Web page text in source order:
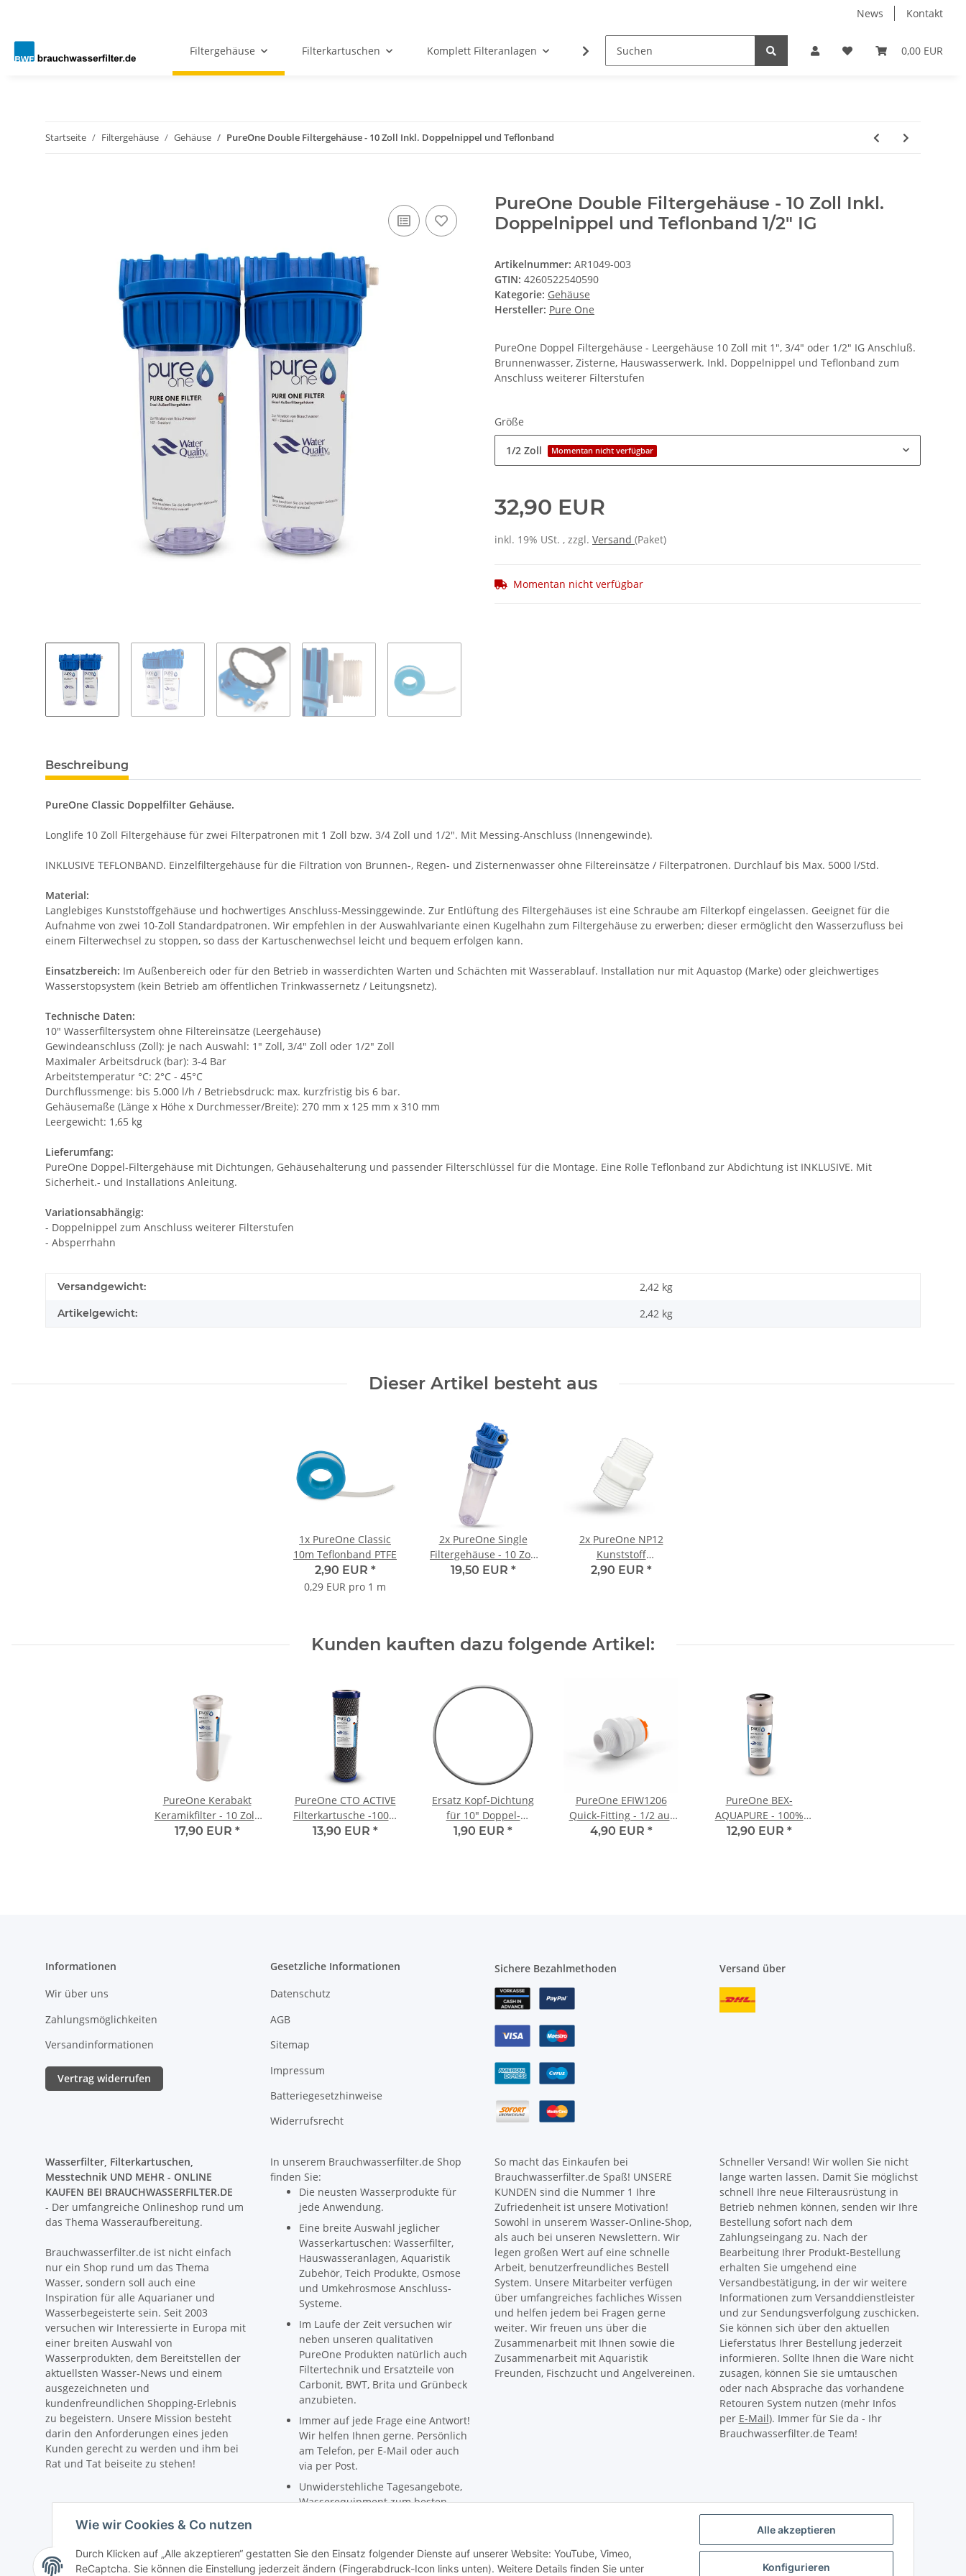
News Kontakt
0,00 EUR
Filtergehäuse Filterkartuschen Komplett Filteranlagen Messtechnik Verbindungsteile & Fittinge
Startseite Filtergehäuse Gehäuse PureOne Double Filtergehäuse - 10 Zoll Inkl. Doppelnippel und Teflonband
PureOne Double Filtergehäuse - 10 Zoll Inkl.
Doppelnippel und Teflonband 1/2" IG
Artikelnummer: AR1049-003
GTIN: 4260522540590
Kategorie: Gehäuse
Hersteller: Pure One
PureOne Doppel Filtergehäuse - Leergehäuse 10 Zoll mit 1", 3/4" oder 1/2" IG Anschluß.
Brunnenwasser, Zisterne, Hauswasserwerk. Inkl. Doppelnippel und Teflonband zum
Anschluss weiterer Filterstufen
Größe
1/2 Zoll Momentan nicht verfügbar
32,90 EUR
inkl. 19% USt. , zzgl. Versand (Paket)
Momentan nicht verfügbar
Beschreibung
PureOne Classic Doppelfilter Gehäuse.
Longlife 10 Zoll Filtergehäuse für zwei Filterpatronen mit 1 Zoll bzw. 3/4 Zoll und 1/2". Mit Messing-Anschluss (Innengewinde).
INKLUSIVE TEFLONBAND. Einzelfiltergehäuse für die Filtration von Brunnen-, Regen- und Zisternenwasser ohne Filtereinsätze / Filterpatronen. Durchlauf bis Max. 5000 l/Std.
Material:
Langlebiges Kunststoffgehäuse und hochwertiges Anschluss-Messinggewinde. Zur Entlüftung des Filtergehäuses ist eine Schraube am Filterkopf eingelassen. Geeignet für die
Aufnahme von zwei 10-Zoll Standardpatronen. Wir empfehlen in der Auswahlvariante einen Kugelhahn zum Filtergehäuse zu erwerben; dieser ermöglicht den Wasserzufluss bei
einem Filterwechsel zu stoppen, so dass der Kartuschenwechsel leicht und bequem erfolgen kann.
Einsatzbereich: Im Außenbereich oder für den Betrieb in wasserdichten Warten und Schächten mit Wasserablauf. Installation nur mit Aquastop (Marke) oder gleichwertiges
Wasserstopsystem (kein Betrieb am öffentlichen Trinkwassernetz / Leitungsnetz).
Technische Daten:
10" Wasserfiltersystem ohne Filtereinsätze (Leergehäuse)
Gewindeanschluss (Zoll): je nach Auswahl: 1" Zoll, 3/4" Zoll oder 1/2" Zoll
Maximaler Arbeitsdruck (bar): 3-4 Bar
Arbeitstemperatur °C: 2°C - 45°C
Durchflussmenge: bis 5.000 l/h / Betriebsdruck: max. kurzfristig bis 6 bar.
Gehäusemaße (Länge x Höhe x Durchmesser/Breite): 270 mm x 125 mm x 310 mm
Leergewicht: 1,65 kg
Lieferumfang:
PureOne Doppel-Filtergehäuse mit Dichtungen, Gehäusehalterung und passender Filterschlüssel für die Montage. Eine Rolle Teflonband zur Abdichtung ist INKLUSIVE. Mit
Sicherheit.- und Installations Anleitung.
Variationsabhängig:
- Doppelnippel zum Anschluss weiterer Filterstufen
- Absperrhahn
Versandgewicht: 2,42 kg
Artikelgewicht: 2,42 kg
Dieser Artikel besteht aus
1x PureOne Classic
10m Teflonband PTFE
2,90 EUR *
0,29 EUR pro 1 m
2x PureOne Single
Filtergehäuse - 10 Zoll
1/2 Zoll
19,50 EUR *
2x PureOne NP12
Kunststoff
Doppelnippel - 1/2 Zoll
2,90 EUR *
Kunden kauften dazu folgende Artikel:
PureOne Kerabakt
Keramikfilter - 10 Zoll.
0.3µ
17,90 EUR *
PureOne CTO ACTIVE
Filterkartusche -100%
Kokos Aktivkohleblock
13,90 EUR *
Ersatz Kopf-Dichtung
für 10" Doppel-
Wasserfiltergehäuse
1,90 EUR *
PureOne EFIW1206
Quick-Fitting - 1/2 auf
3/8 Zoll Rohrgewinde
4,90 EUR *
PureOne BEX-
AQUAPURE - 100%
Aktivkohle +
12,90 EUR *
Informationen
Wir über uns
Zahlungsmöglichkeiten
Versandinformationen
Vertrag widerrufen
Gesetzliche Informationen
Datenschutz
AGB
Sitemap
Impressum
Batteriegesetzhinweise
Widerrufsrecht
Sichere Bezahlmethoden Versand über
Wasserfilter, Filterkartuschen,
Messtechnik UND MEHR - ONLINE
KAUFEN BEI BRAUCHWASSERFILTER.DE
- Der umfangreiche Onlineshop rund um
das Thema Wasseraufbereitung.
Brauchwasserfilter.de ist nicht einfach
nur ein Shop rund um das Thema
Wasser, sondern soll auch eine
Inspiration für alle Aquarianer und
Wasserbegeisterte sein. Seit 2003
versuchen wir Interessierte in Europa mit
einer breiten Auswahl von
Wasserprodukten, dem Bereitstellen der
aktuellsten Wasser-News und einem
ausgezeichneten und
kundenfreundlichen Shopping-Erlebnis
zu begeistern. Unsere Mission besteht
darin den Anforderungen eines jeden
Kunden gerecht zu werden und ihm bei
Rat und Tat beiseite zu stehen!
In unserem Brauchwasserfilter.de Shop
finden Sie:
Die neusten Wasserprodukte für
jede Anwendung.
Eine breite Auswahl jeglicher
Wasserkartuschen: Wasserfilter,
Hauswasseranlagen, Aquaristik
Zubehör, Teich Produkte, Osmose
und Umkehrosmose Anschluss-
Systeme.
Im Laufe der Zeit versuchen wir
neben unseren qualitativen
PureOne Produkten natürlich auch
Filtertechnik und Ersatzteile von
Carbonit, BWT, Brita und Grünbeck
anzubieten.
Immer auf jede Frage eine Antwort!
Wir helfen Ihnen gerne. Persönlich
am Telefon, per E-Mail oder auch
via per Post.
Unwiderstehliche Tagesangebote,
Wasserequipment zum besten
Wasserwelt, sodass du immer top
informiert bist.
So macht das Einkaufen bei
Brauchwasserfilter.de Spaß! UNSERE
KUNDEN sind die Nummer 1 Ihre
Zufriedenheit ist unsere Motivation!
Sowohl in unserem Wasser-Online-Shop,
als auch bei unseren Newslettern. Wir
legen großen Wert auf eine schnelle
Arbeit, benutzerfreundliches Bestell
System. Unsere Mitarbeiter verfügen
über umfangreiches fachliches Wissen
und helfen jedem bei Fragen gerne
weiter. Wir freuen uns über die
Zusammenarbeit mit Ihnen sowie die
Zusammenarbeit mit Aquaristik
Freunden, Fischzucht und Angelvereinen.
Schneller Versand! Wir wollen Sie nicht
lange warten lassen. Damit Sie möglichst
schnell Ihre neue Filterausrüstung in
Betrieb nehmen können, senden wir Ihre
Bestellung sofort nach dem
Zahlungseingang zu. Nach der
Bearbeitung Ihrer Produkt-Bestellung
erhalten Sie umgehend eine
Versandbestätigung, in der wir weitere
Informationen zum Versanddienstleister
und zur Sendungsverfolgung zuschicken.
Sie können sich über den aktuellen
Lieferstatus Ihrer Bestellung jederzeit
informieren. Sollte Ihnen die Ware nicht
zusagen, können Sie sie umtauschen
oder nach Absprache das vorhandene
Retouren System nutzen (mehr Infos
per E-Mail). Immer für Sie da - Ihr
Brauchwasserfilter.de Team!
Wie wir Cookies & Co nutzen
Durch Klicken auf „Alle akzeptieren“ gestatten Sie den Einsatz folgender Dienste auf unserer Website: YouTube, Vimeo,
ReCaptcha. Sie können die Einstellung jederzeit ändern (Fingerabdruck-Icon links unten). Weitere Details finden Sie unter
Alle akzeptieren
Konfigurieren